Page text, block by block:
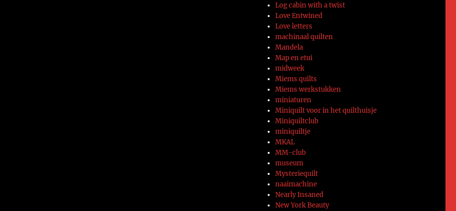
Log cabin with a twist
Love Entwined
Love letters
machinaal quilten
Mandela
Map en etui
midweek
Miems quilts
Miems werkstukken
miniaturen
Miniquilt voor in het quilthuisje
Miniquiltclub
miniquiltje
MKAL
MM-club
museum
Mysteriequilt
naaimachine
Nearly Insaned
New York Beauty